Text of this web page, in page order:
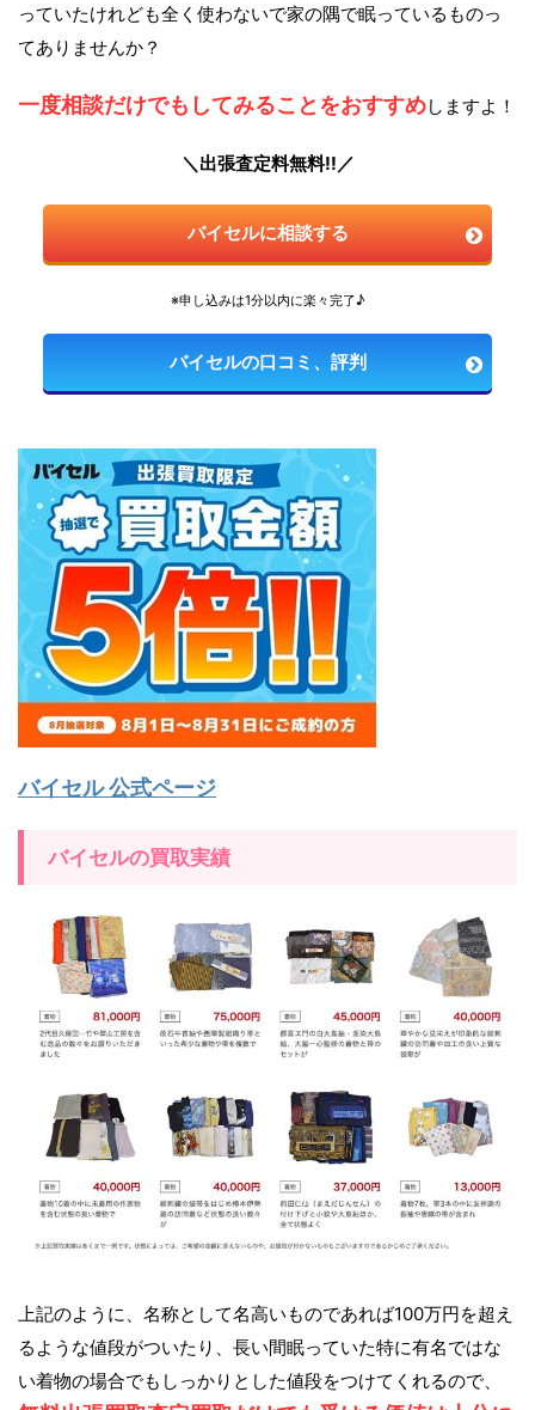
っていたけれども全く使わないで家の隅で眠っているものっ
てありませんか？
一度相談だけでもしてみることをおすすめしますよ！
＼出張査定料無料!!／
バイセルに相談する
※申し込みは1分以内に楽々完了♪
バイセルの口コミ、評判
バイセル 公式ページ
バイセルの買取実績
上記のように、名称として名高いものであれば100万円を超え
るような値段がついたり、長い間眠っていた特に有名ではな
い着物の場合でもしっかりとした値段をつけてくれるので、